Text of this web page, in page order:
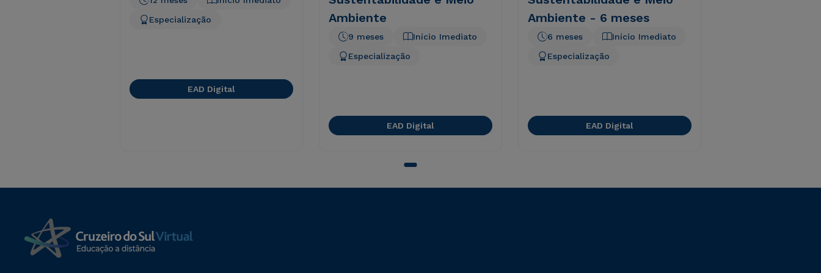
Especialização
EAD Digital
Ambiente
Início Imediato
9 meses
Especialização
EAD Digital
Ambiente - 6 meses
Início Imediato
6 meses
Especialização
EAD Digital